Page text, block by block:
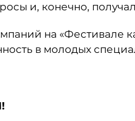
и, конечно,
на «Фестивале
в молодых